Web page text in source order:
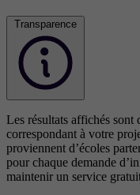
Transparence
Les résultats affichés sont
correspondant à votre
proviennent d’écoles
pour chaque demande
maintenir un service